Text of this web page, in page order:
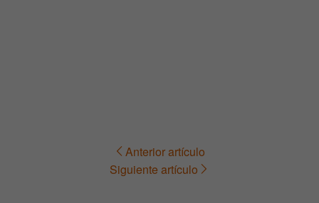
Navegación Anterior artículo
Siguiente artículo